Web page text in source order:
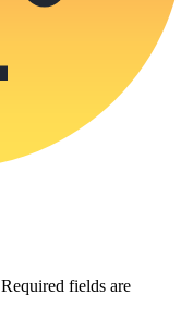
Required fields are